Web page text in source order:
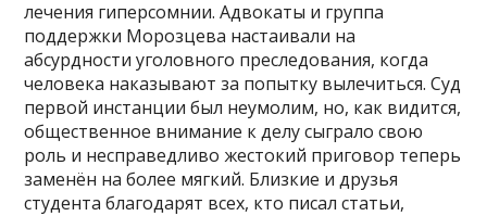
лечения гиперсомнии. Адвокаты и группа
поддержки Морозцева настаивали на
абсурдности уголовного преследования, когда
человека наказывают за попытку вылечиться. Суд
первой инстанции был неумолим, но, как видится,
общественное внимание к делу сыграло свою
роль и несправедливо жестокий приговор теперь
заменён на более мягкий. Близкие и друзья
студента благодарят всех, кто писал статьи,